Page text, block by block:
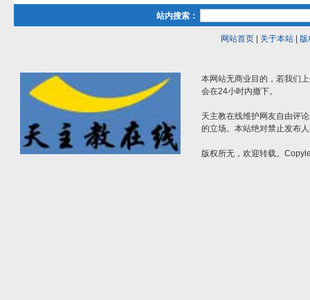
站内搜索：
网站首页| 关于本站| 版
本网站无商业目的，若我们
会在24小时内撤下。
天主教在线维护网友自由评
的立场。本站绝对禁止发布
版权所无，欢迎转载。